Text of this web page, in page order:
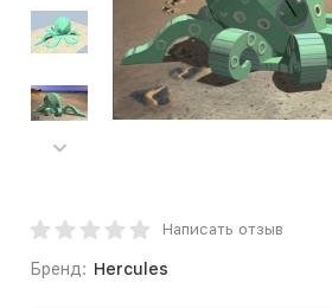
Написать отзыв
Бренд: Hercules